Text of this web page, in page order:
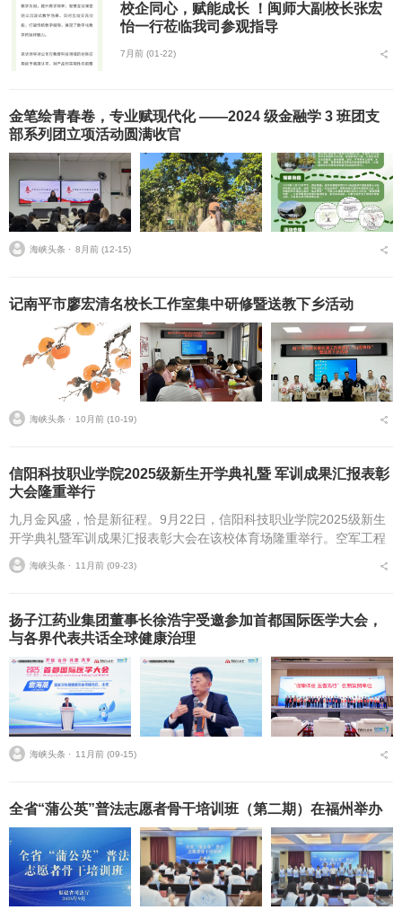
校企同心，赋能成长 ！闽师大副校长张宏
怡一行莅临我司参观指导
7月前 (01-22)
金笔绘青春卷，专业赋现代化 ——2024 级金融学 3 班团支
部系列团立项活动圆满收官
海峡头条 ⋅ 8月前 (12-15)
记南平市廖宏清名校长工作室集中研修暨送教下乡活动
海峡头条 ⋅ 10月前 (10-19)
信阳科技职业学院2025级新生开学典礼暨 军训成果汇报表彰
大会隆重举行
九月金风盛，恰是新征程。9月22日，信阳科技职业学院2025级新生
开学典礼暨军训成果汇报表彰大会在该校体育场隆重举行。空军工程
大学航空机务士官学校学员一大队首长，学校董事长高云，校长赵
辉，副校长张欣，...
海峡头条 ⋅ 11月前 (09-23)
扬子江药业集团董事长徐浩宇受邀参加首都国际医学大会，
与各界代表共话全球健康治理
海峡头条 ⋅ 11月前 (09-15)
全省“蒲公英”普法志愿者骨干培训班（第二期）在福州举办